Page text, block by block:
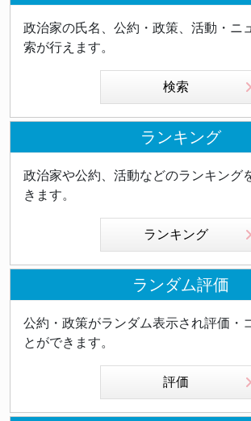
政治家の氏名、公約・政策、活動・ニ
索が行えます。
検索
ランキング
政治家や公約、活動などのランキング
きます。
ランキング
ランダム評価
公約・政策がランダム表示され評価・
とができます。
評価